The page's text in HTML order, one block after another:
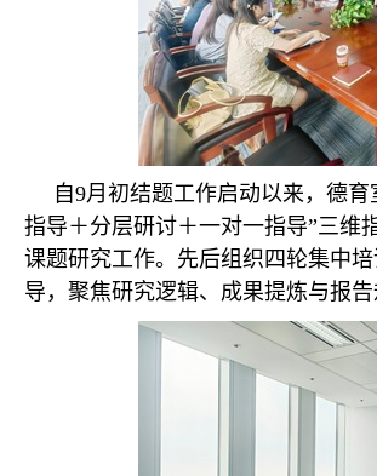
自9月初结题工作启动以来，德
指导＋分层研讨＋一对一指导”三维
课题研究工作。先后组织四轮集中
导，聚焦研究逻辑、成果提炼与报